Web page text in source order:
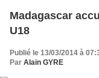
Madagascar
U18
Publié le 13/03/2014 à
Par Alain GYRE